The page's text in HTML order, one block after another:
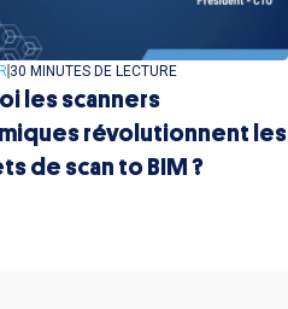
30 MINUTES DE LECTURE
les scanners
révolutionnent les
de scan to BIM ?